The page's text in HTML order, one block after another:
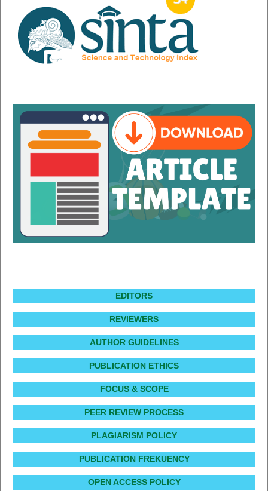
EDITORS
REVIEWERS
AUTHOR GUIDELINES
PUBLICATION ETHICS
FOCUS & SCOPE
PEER REVIEW PROCESS
PLAGIARISM POLICY
PUBLICATION FREKUENCY
OPEN ACCESS POLICY